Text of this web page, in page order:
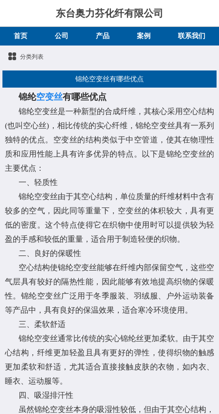
东台奥力芬化纤有限公司
首页 公司 产品 案例 联系我们
分类列表
锦纶空变丝有哪些优点
锦纶空变丝有哪些优点
锦纶空变丝是一种新型的合成纤维，其核心采用空心结构
(也叫空心丝)，相比传统的实心纤维，锦纶空变丝具有一系列
独特的优点。空变丝的结构类似于中空管道，使其在物理性
质和应用性能上具有许多优异的特点。以下是锦纶空变丝的
主要优点：
一、轻质性
锦纶空变丝由于其空心结构，单位质量的纤维材料中含有
较多的空气，因此同等重量下，空变丝的体积较大，具有更
低的密度。这个特点使得它在织物中使用时可以提供较为轻
盈的手感和较低的重量，适合用于制造轻便的织物。
二、良好的保暖性
空心结构使锦纶空变丝能够在纤维内部保留空气，这些空
气层具有较好的隔热性能，因此能够有效地提高织物的保暖
性。锦纶空变丝广泛用于冬季服装、羽绒服、户外运动装备
等产品中，具有良好的保温效果，适合寒冷环境使用。
三、柔软舒适
锦纶空变丝通常比传统的实心锦纶丝更加柔软。由于其空
心结构，纤维更加轻盈且具有更好的弹性，使得织物的触感
更加柔软和舒适，尤其适合直接接触皮肤的衣物，如内衣、
睡衣、运动服等。
四、吸湿排汗性
虽然锦纶空变丝本身的吸湿性较低，但由于其空心结构，